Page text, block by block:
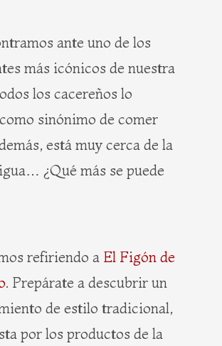
ante uno de los
más icónicos de nuestra
los cacereños lo
sinónimo de comer
está muy cerca de la
¿Qué más se puede
refiriendo a El Figón de
. Prepárate a descubrir un
de estilo tradicional,
por los productos de la